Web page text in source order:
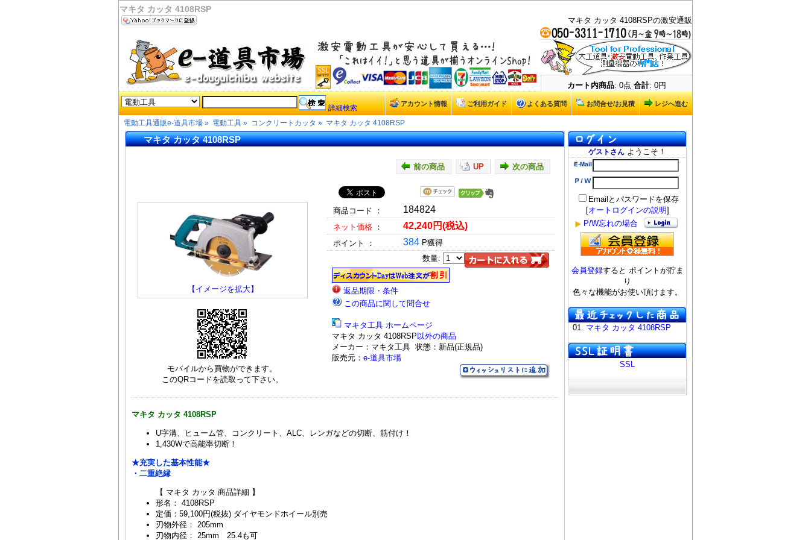
マキタ カッタ 4108RSP
マキタ カッタ 4108RSPの激安通販
カート内商品: 0点 合計: 0円
詳細検索 レジへ進む
お問合せ/お見積
よくある質問
ご利用ガイド
アカウント情報
電動工具通販e-道具市場 » 電動工具 » コンクリートカッタ » マキタ カッタ 4108RSP
マキタ カッタ 4108RSP
次の商品
UP
前の商品
【イメージを拡大】
モバイルから買物ができます。
このQRコードを読取って下さい。
商品コード ： 184824
ネット価格 ： 42,240円(税込)
ポイント ： 384 P獲得
数量:
返品期限・条件
この商品に関して問合せ
マキタ工具 ホームページ
マキタ カッタ 4108RSP 以外の商品
メーカー：マキタ工具 状態：新品(正規品)
販売元： e-道具市場
マキタ カッタ 4108RSP
U字溝、ヒューム管、コンクリート、ALC、レンガなどの切断、筋付け！
1,430Wで高能率切断！
★充実した基本性能★
・二重絶縁
【 マキタ カッタ 商品詳細 】
形名： 4108RSP
定価：59,100円(税抜) ダイヤモンドホイール別売
刃物外径： 205mm
刃物内径： 25mm 25.4も可
ゲストさん ようこそ！
Emailとパスワードを保存
[オートログインの説明]
P/W忘れの場合
会員登録すると ポイントが貯ま
り
色々な機能がお使い頂けます。
01. マキタ カッタ 4108RSP
SSL